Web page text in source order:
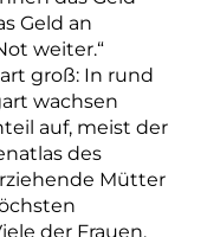
Geld an
weiter.“
groß: In rund
wachsen
auf, meist der
des
Mütter
der Frauen,